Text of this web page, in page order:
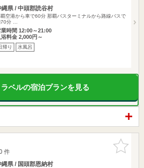
縄県 / 中頭郡読谷村
空港から車で60分 那覇バスターミナルから路線バスで
分 …
業時間 12:00～21:00
浴料金 2,000円～
帰り 水風呂
ベルの宿泊プランを見る
お気に入
りに追加
件
縄県 / 国頭郡恩納村